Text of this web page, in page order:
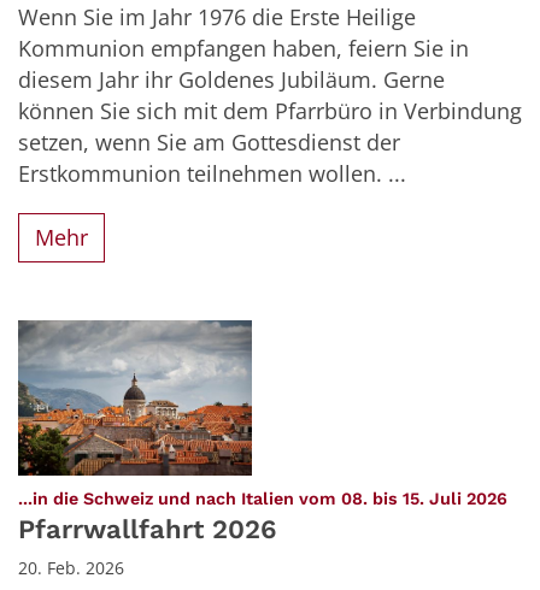
Wenn Sie im Jahr 1976 die Erste Heilige
Kommunion empfangen haben, feiern Sie in
diesem Jahr ihr Goldenes Jubiläum. Gerne
können Sie sich mit dem Pfarrbüro in Verbindung
setzen, wenn Sie am Gottesdienst der
Erstkommunion teilnehmen wollen. ...
Mehr
...in die Schweiz und nach Italien vom 08. bis 15. Juli 2026
Pfarrwallfahrt 2026
20. Feb. 2026